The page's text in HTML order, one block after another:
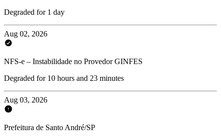
Degraded for 1 day
Aug 02, 2026
NFS-e – Instabilidade no Provedor GINFES
Degraded for 10 hours and 23 minutes
Aug 03, 2026
Prefeitura de Santo André/SP